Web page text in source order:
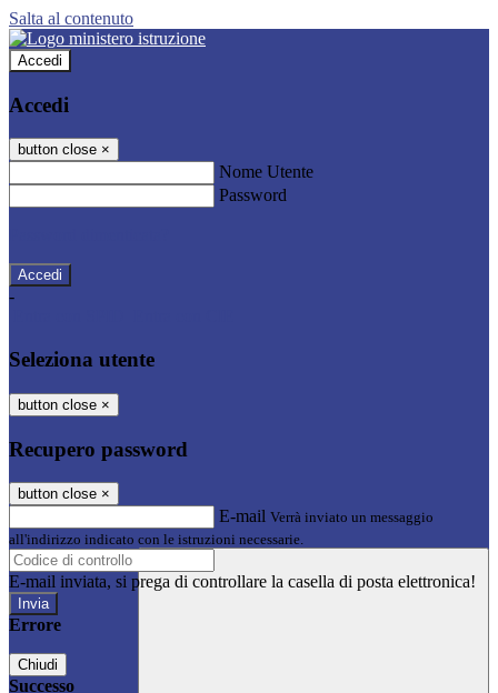
Salta al contenuto
Accedi
Accedi
button close ×
Nome Utente
Password
-
Seleziona utente
button close ×
Recupero password
button close ×
E-mail Verrà inviato un messaggio
all'indirizzo indicato con le istruzioni necessarie.
E-mail inviata, si prega di controllare la casella di posta elettronica!
Errore
Chiudi
Successo